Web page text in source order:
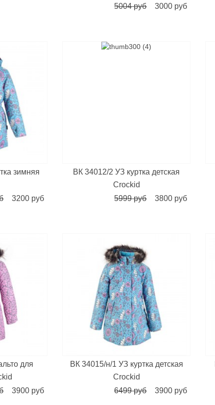
5004 руб
3000 руб
зимняя
3200 руб
ВК 34012/2 УЗ куртка детcкая
Crockid
5999 руб
3800 руб
для
3900 руб
ВК 34015/н/1 УЗ куртка детcкая
Crockid
6499 руб
3900 руб